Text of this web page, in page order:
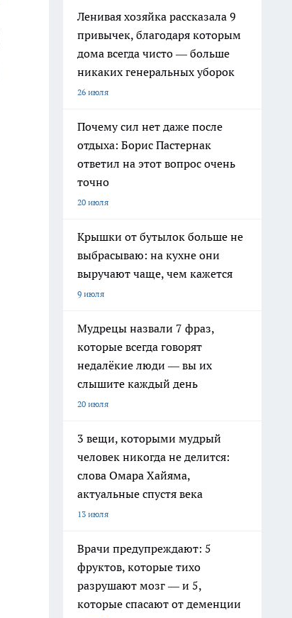
Ленивая хозяйка рассказала 9
привычек, благодаря которым
дома всегда чисто — больше
никаких генеральных уборок
26 июля
Почему сил нет даже после
отдыха: Борис Пастернак
ответил на этот вопрос очень
точно
20 июля
Крышки от бутылок больше не
выбрасываю: на кухне они
выручают чаще, чем кажется
9 июля
Мудрецы назвали 7 фраз,
которые всегда говорят
недалёкие люди — вы их
слышите каждый день
20 июля
3 вещи, которыми мудрый
человек никогда не делится:
слова Омара Хайяма,
актуальные спустя века
13 июля
Врачи предупреждают: 5
фруктов, которые тихо
разрушают мозг — и 5,
которые спасают от деменции